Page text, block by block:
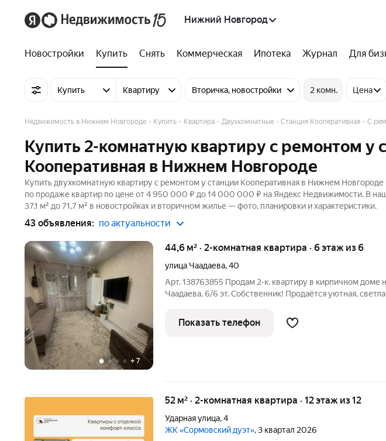
Нижний Новгород
Новостройки Купить Снять Коммерческая Ипотека Журнал Для
Купить Квартиру Вторичка, новостройки 2 комн. Цена
Недвижимость в Нижнем Новгороде Купить Квартира Двухкомнатные Станция Кооперативная С
Купить 2-комнатную квартиру с ремонтом у
Кооперативная в Нижнем Новгороде
Купить двухкомнатную квартиру с ремонтом у станции Кооперативная в Нижнем Новгороде
по продаже квартир по цене от 4 950 000 ₽ до 14 000 000 ₽ на Яндекс Недвижимости. В
37,1 м² до 71,7 м² в новостройках и вторичном жилье — фото, планировки и характеристики.
43 объявления: по актуальности
+ 7
44,6 м² · 2-комнатная квартира · 6 этаж из 6
улица Чаадаева,40
Арт. 138763855 Продам 2-к. квартиру в кирпичном доме
Чаадаева, 6/6 эт. Собственник! Продаётся уютная,
дома. Главные преимущества квартиры: Надежный
дом: идеальная
Показать телефон
52 м² · 2-комнатная квартира · 12 этаж из 12
Ударная улица,4
ЖК «Сормовский дуэт», 3 квартал 2026